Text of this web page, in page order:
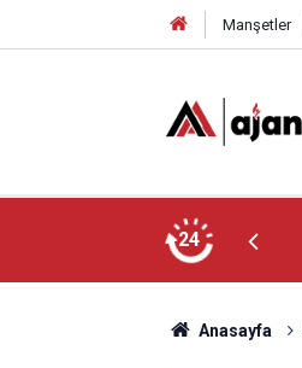
Manşetler
24
Anasayfa